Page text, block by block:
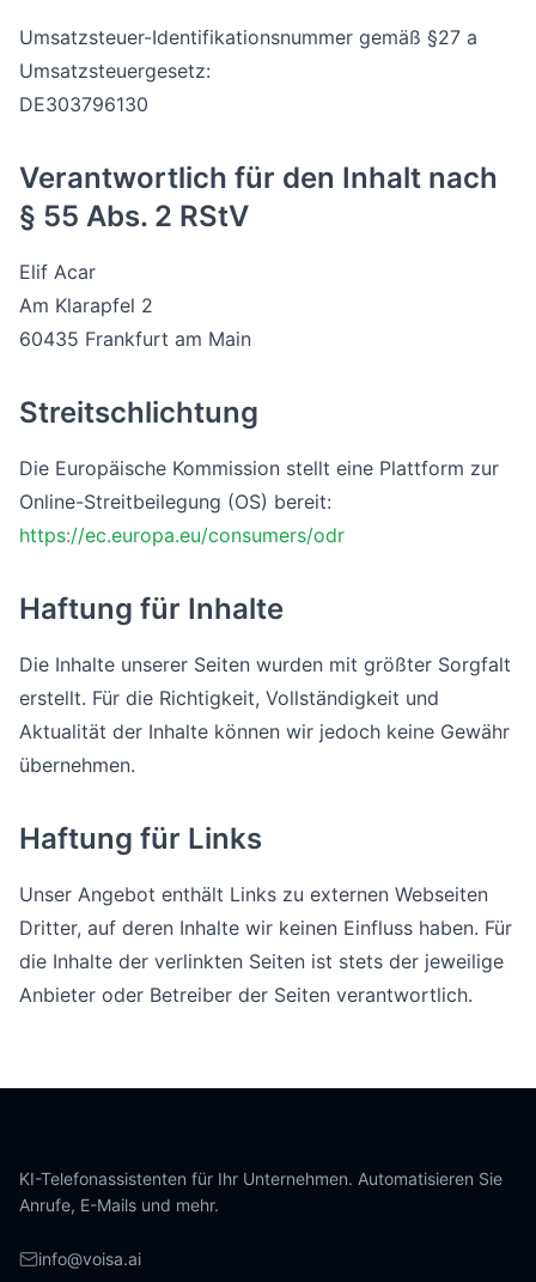
Umsatzsteuer-Identifikationsnummer gemäß §27 a
Umsatzsteuergesetz:
DE303796130
Verantwortlich für den Inhalt nach
§ 55 Abs. 2 RStV
Elif Acar
Am Klarapfel 2
60435 Frankfurt am Main
Streitschlichtung
Die Europäische Kommission stellt eine Plattform zur
Online-Streitbeilegung (OS) bereit:
https://ec.europa.eu/consumers/odr
Haftung für Inhalte
Die Inhalte unserer Seiten wurden mit größter Sorgfalt
erstellt. Für die Richtigkeit, Vollständigkeit und
Aktualität der Inhalte können wir jedoch keine Gewähr
übernehmen.
Haftung für Links
Unser Angebot enthält Links zu externen Webseiten
Dritter, auf deren Inhalte wir keinen Einfluss haben. Für
die Inhalte der verlinkten Seiten ist stets der jeweilige
Anbieter oder Betreiber der Seiten verantwortlich.
KI-Telefonassistenten für Ihr Unternehmen. Automatisieren Sie
Anrufe, E-Mails und mehr.
info@voisa.ai